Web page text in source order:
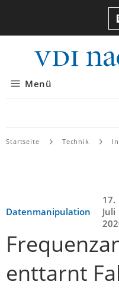
Menü
Startseite Technik
Datenmanipulation
17.
Juli
enttarnt